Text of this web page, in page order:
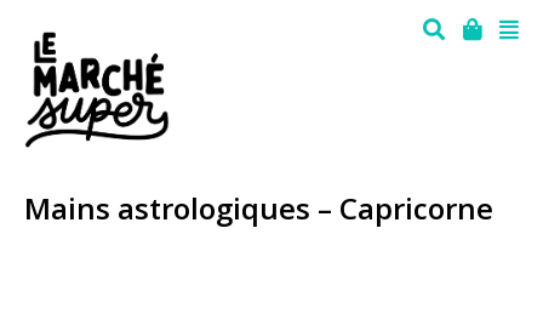
Mains astrologiques – Capricorne